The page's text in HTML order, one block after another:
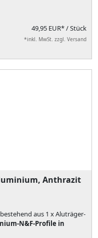
49,95 EUR*/ Stück
*inkl. MwSt. zzgl. Versand
Anthrazit
aus 1 x Aluträger-
N&F-Profile in